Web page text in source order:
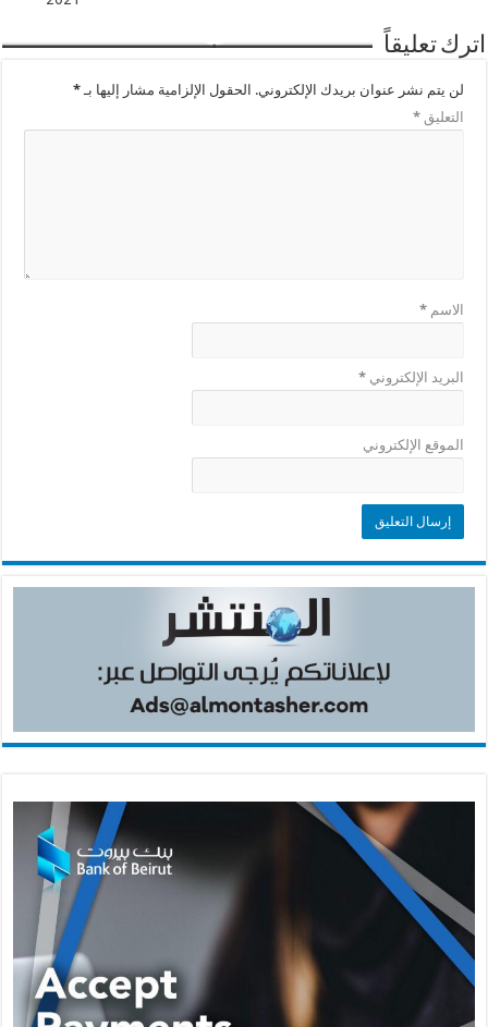
اترك تعليقاً
لن يتم نشر عنوان بريدك الإلكتروني. الحقول الإلزامية مشار إليها بـ*
التعليق*
الاسم*
البريد الإلكتروني*
الموقع الإلكتروني